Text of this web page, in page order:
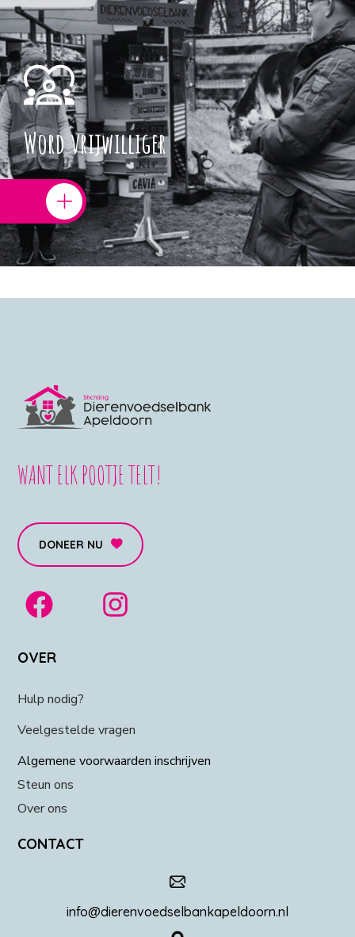
Word vrijwilliger
WANT ELK POOTJE TELT!
DONEER NU
OVER
Hulp nodig?
Veelgestelde vragen
Algemene voorwaarden inschrijven
Steun ons
Over ons
CONTACT
info@dierenvoedselbankapeldoorn.nl